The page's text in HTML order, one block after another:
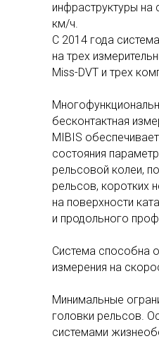
инфраструктуры на
км/ч.
С 2014 года
на трех
Miss-DVT и трех
бесконтактная
MIBIS
состояния
рельсовой колеи,
рельсов, коротких
на поверхности
и продольного
Система способна
измерения на
Минимальные
головки рельсов.
системами